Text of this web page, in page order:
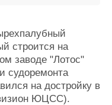
строится на
заводе "Лотос"
судоремонта
на достройку в
ЮЦСС).